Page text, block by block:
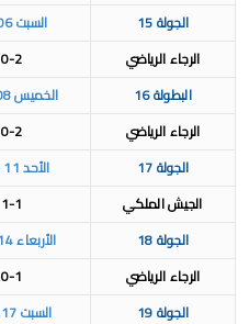
الجولة 15
السبت 06 يناير
الرجاء الرياضي
0-2
البطولة 16
الخميس 08 فبراير
الرجاء الرياضي
0-2
الجولة 17
الأحد 11 فبراير
الجيش الملكي
1-1
الجولة 18
الأربعاء 14 فبراير
الرجاء الرياضي
0-1
الجولة 19
السبت 17 فبراير